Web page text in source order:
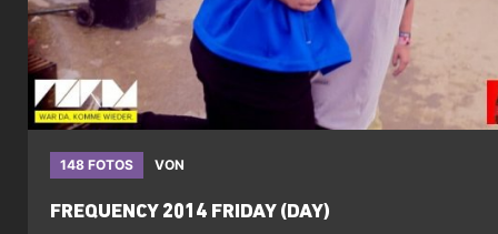
148 FOTOS VON
FREQUENCY 2014 FRIDAY (DAY)